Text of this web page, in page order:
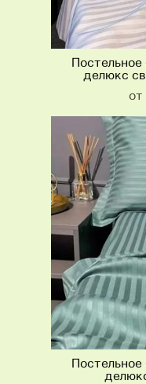
Постельное
делюкс
от
Постельное